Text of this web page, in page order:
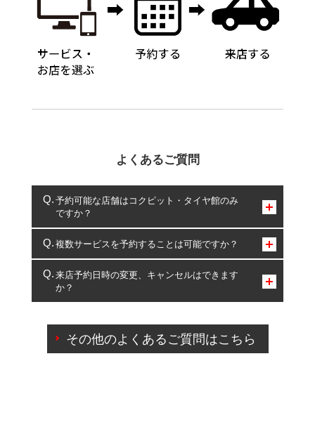
よくあるご質問
予約可能な店舗はコクピット・タイヤ館のみ
ですか？
コクピット・タイヤ館のみとなります。
複数サービスを予約することは可能ですか？
複数サービスのご予約は可能です。
一部の商品・サービスの組み合わせに限り、同時にご予約が
出来ないものもございます。
来店予約日時の変更、キャンセルはできます
か？
ご来店予約日の3営業日前を過ぎている場合のご予約
の日時変更につきましては、直接ご予約の店舗まで
その他のよくあるご質問はこちら